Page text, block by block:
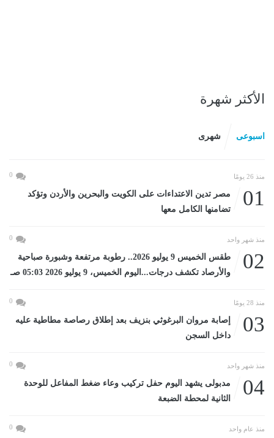
الأكثر شهرة
اسبوعى شهرى
منذ 26 يومًا 0
01
مصر تدين الاعتداءات على الكويت والبحرين والأردن وتؤكد
تضامنها الكامل معها
منذ شهر واحد 0
02
طقس الخميس 9 يوليو 2026.. رطوبة مرتفعة وشبورة صباحية
والأرصاد تكشف درجات...اليوم الخميس، 9 يوليو 2026 05:03 صـ
منذ 28 يومًا 0
03
إصابة مروان البرغوثي بنزيف بعد إطلاق رصاصة مطاطية عليه
داخل السجن
منذ شهر واحد 0
04
مدبولى يشهد اليوم حفل تركيب وعاء ضغط المفاعل للوحدة
الثانية لمحطة الضبعة
منذ عام واحد 0